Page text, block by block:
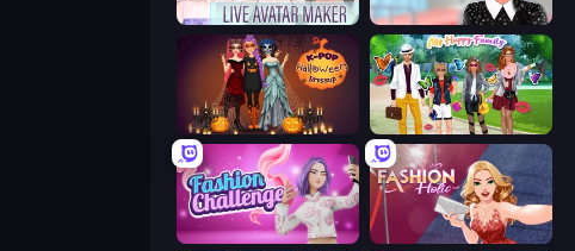
Live Avatar Maker: Girls Makeover Surgeons
Superstar Family Dress Up
Fashion Challenge: Catwalk Run Fashion Holic